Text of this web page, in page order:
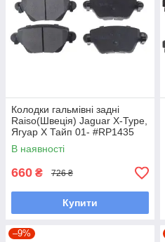
Колодки гальмівні задні
Raiso(Швеція) Jaguar X-Type,
Ягуар Х Тайп 01- #RP1435
UAZXYYL7
В наявності
660 ₴ 726 ₴
Купити
–9%